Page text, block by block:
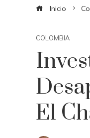
Inicio
COLOMBIA
El